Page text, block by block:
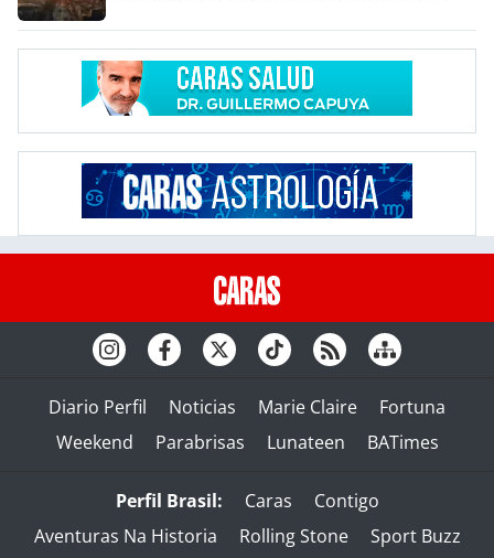
Diario Perfil Noticias Marie Claire
Fortuna
Weekend
Parabrisas Lunateen BATimes
Perfil Brasil: Caras
Contigo
Aventuras Na Historia
Rolling Stone Sport Buzz